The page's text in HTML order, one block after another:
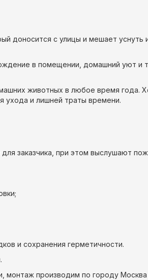
доносится с улицы и мешает уснуть
в помещении, домашний уют и
животных в любое время года.
ухода и лишней траты времени.
заказчика, при этом выслушают
и сохранения герметичности.
монтаж производим по городу